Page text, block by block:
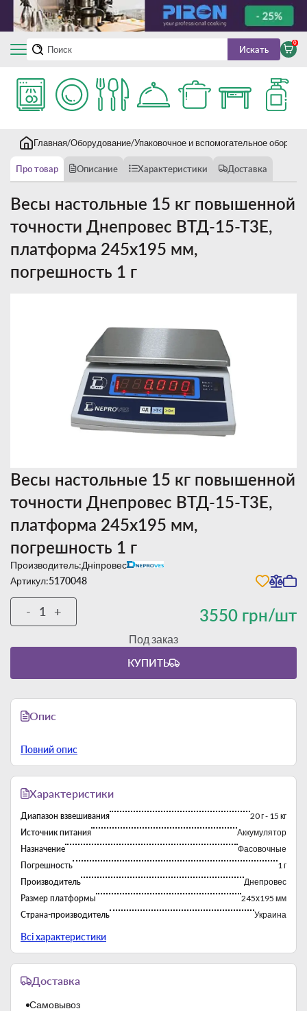
Искать
0
Главная Оборудование Упаковочное и вспомогательное
Про товар Описание Характеристики Доставка
Весы настольные 15 кг повышенной
точности Днепровес ВТД-15-Т3Е,
платформа 245х195 мм,
погрешность 1 г
Весы настольные 15 кг повышенной
точности Днепровес ВТД-15-Т3Е,
платформа 245х195 мм,
погрешность 1 г
Производитель:Дніпровес
Артикул:5170048
3550 грн/шт
- +
Под заказ
КУПИТЬ
Опис
Повний опис
Характеристики
Диапазон взвешивания
20 г - 15 кг
Источник питания
Аккумулятор
Назначение
Фасовочные
Погрешность
1 г
Производитель
Днепровес
Размер платформы
245х195 мм
Страна-производитель
Украина
Тип
Всі характеристики
Доставка
Самовывоз